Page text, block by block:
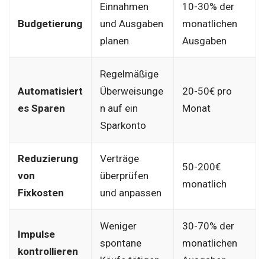
Budgetierung
Einnahmen
und Ausgaben
planen
10-30% der
monatlichen
Ausgaben
Automatisiert
es Sparen
Regelmäßige
Überweisunge
n auf ein
Sparkonto
20-50€ pro
Monat
Reduzierung
von
Fixkosten
Verträge
überprüfen
und anpassen
50-200€
monatlich
Impulse
kontrollieren
Weniger
spontane
30-70% der
monatlichen